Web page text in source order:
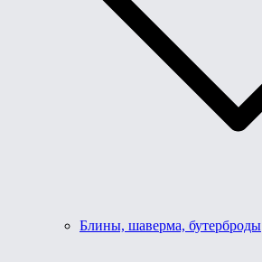
Блины, шаверма, бутерброды